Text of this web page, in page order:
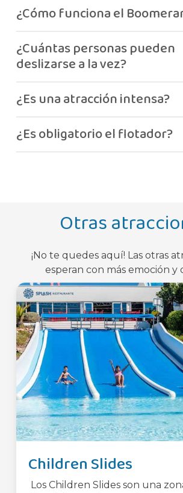
¿Cómo funciona el
una pared inclinada antes de
¿Cuántas personas pueden
deslizarse a la vez?
permitido.
¿Es una atracción intensa?
¿Es obligatorio el flotador?
Otras
¡No te quedes aquí! Las otras
esperan con más emoción y
Children Slides
Los Children Slides son una